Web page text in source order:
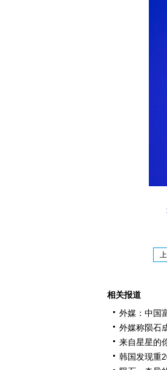
相关报道
外媒：中国
外媒称陨石
来自星星的
韩国发现重